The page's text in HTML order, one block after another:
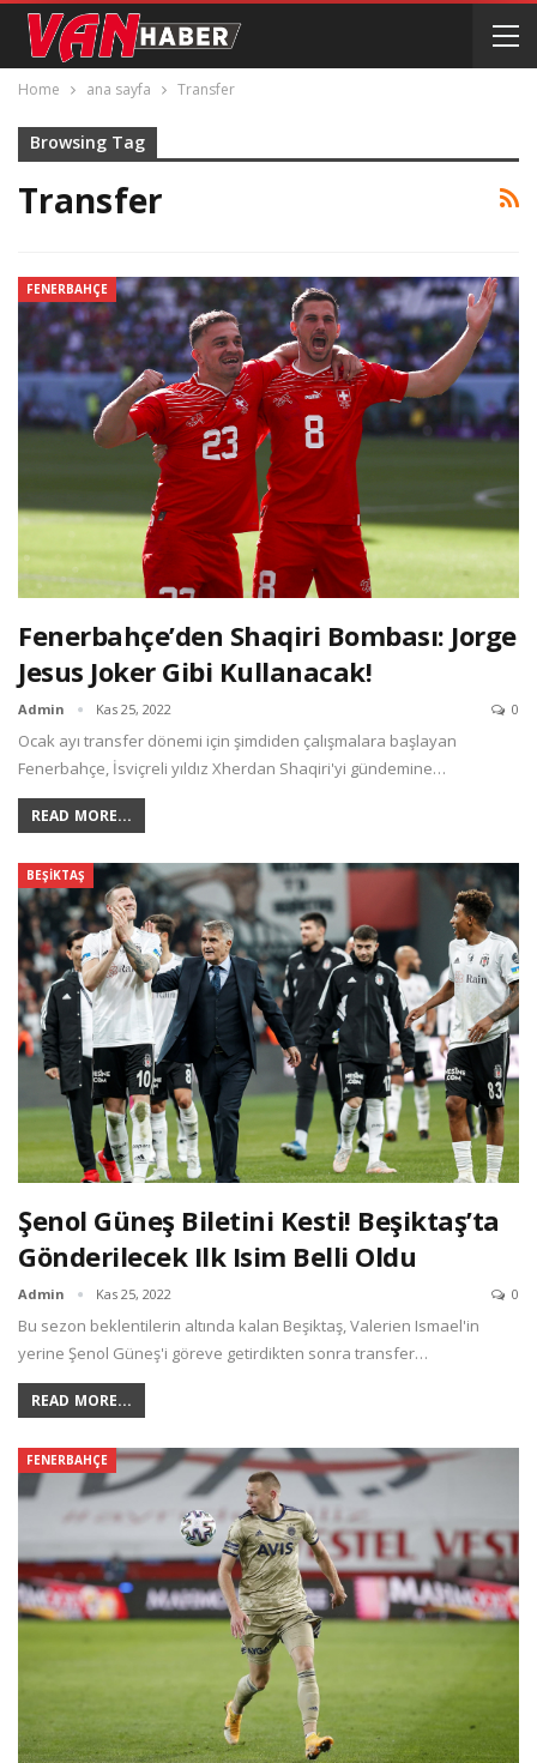
Home ana sayfa Transfer
Browsing Tag
Transfer
FENERBAHÇE
Fenerbahçe’den Shaqiri Bombası: Jorge
Jesus Joker Gibi Kullanacak!
Admin Kas 25, 2022 0
Ocak ayı transfer dönemi için şimdiden çalışmalara başlayan
Fenerbahçe, İsviçreli yıldız Xherdan Shaqiri'yi gündemine…
READ MORE...
BEŞIKTAŞ
Şenol Güneş Biletini Kesti! Beşiktaş’ta
Gönderilecek Ilk Isim Belli Oldu
Admin Kas 25, 2022 0
Bu sezon beklentilerin altında kalan Beşiktaş, Valerien Ismael'in
yerine Şenol Güneş'i göreve getirdikten sonra transfer…
READ MORE...
FENERBAHÇE